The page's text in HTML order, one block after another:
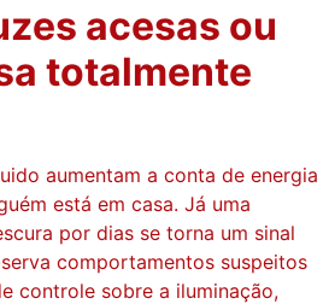
acesas ou
totalmente
aumentam a conta de energia
está em casa. Já uma
por dias se torna um sinal
comportamentos suspeitos
controle sobre a iluminação,